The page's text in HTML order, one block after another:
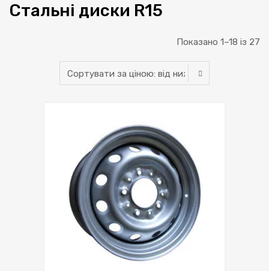
Стальні диски R15
Показано 1–18 із 27